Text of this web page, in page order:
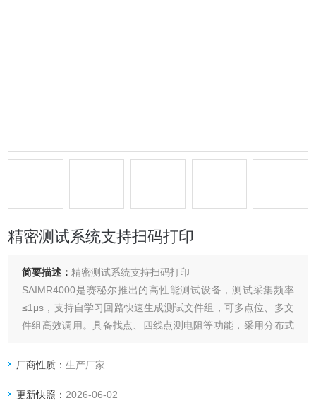
精密测试系统支持扫码打印
简要描述： 精密测试系统支持扫码打印
SAIMR4000是赛秘尔推出的高性能测试设备，测试采集频率
≤1μs，支持自学习回路快速生成测试文件组，可多点位、多文
件组高效调用。具备找点、四线点测电阻等功能，采用分布式
MES对接与数据追溯，三级权限管理保障数据安全。可单机或
源等领域。
厂商性质：生产厂家
更新快照： 2026-06-02